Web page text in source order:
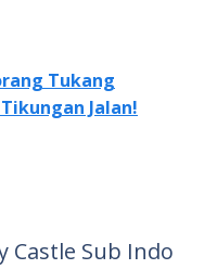
Tukang
Jalan!
Castle Sub Indo